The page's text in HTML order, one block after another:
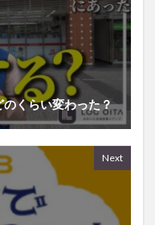
のくらい変わった？
Next